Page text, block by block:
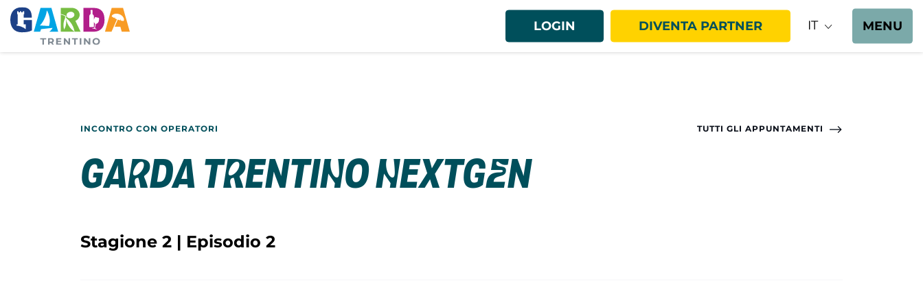
LOGIN DIVENTA PARTNER IT MENU
TUTTI GLI APPUNTAMENTI
INCONTRO CON OPERATORI
Garda Trentino NextGEN
Stagione 2 | Episodio 2